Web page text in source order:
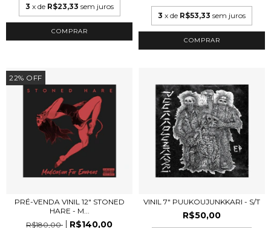
3 x de R$23,33 sem juros
3 x de R$53,33 sem juros
22% OFF
PRÉ-VENDA VINIL 12" STONED
HARE - M...
R$180,00
R$140,00
VINIL 7" PUUKOUJUNKKARI - S/T
R$50,00